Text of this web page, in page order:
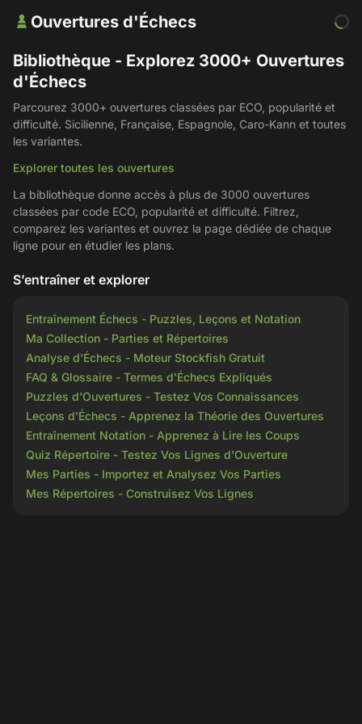
Ouvertures d'Échecs
Bibliothèque - Explorez 3000+ Ouvertures
d'Échecs
Parcourez 3000+ ouvertures classées par ECO, popularité et
difficulté. Sicilienne, Française, Espagnole, Caro-Kann et toutes
les variantes.
Explorer toutes les ouvertures
La bibliothèque donne accès à plus de 3000 ouvertures
classées par code ECO, popularité et difficulté. Filtrez,
comparez les variantes et ouvrez la page dédiée de chaque
ligne pour en étudier les plans.
S’entraîner et explorer
Entraînement Échecs - Puzzles, Leçons et Notation
Ma Collection - Parties et Répertoires
Analyse d'Échecs - Moteur Stockfish Gratuit
FAQ & Glossaire - Termes d'Échecs Expliqués
Puzzles d'Ouvertures - Testez Vos Connaissances
Leçons d'Échecs - Apprenez la Théorie des Ouvertures
Entraînement Notation - Apprenez à Lire les Coups
Quiz Répertoire - Testez Vos Lignes d'Ouverture
Mes Parties - Importez et Analysez Vos Parties
Mes Répertoires - Construisez Vos Lignes